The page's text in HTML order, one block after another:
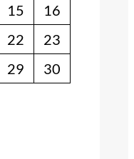
15
16
22
23
29
30